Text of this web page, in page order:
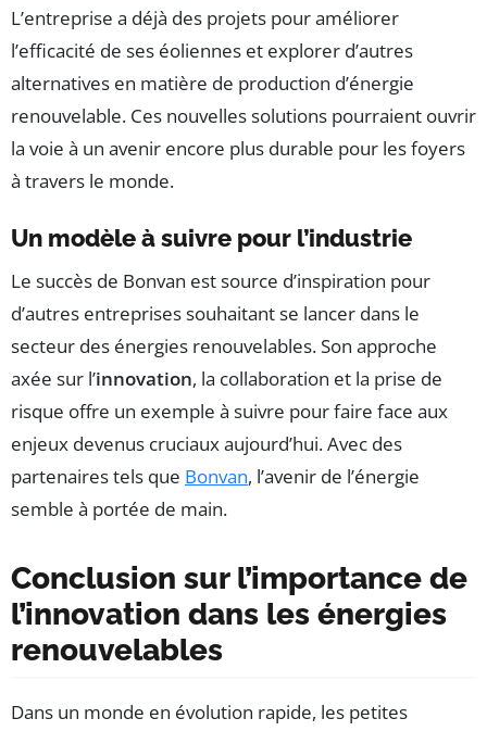
L’entreprise a déjà des projets pour améliorer
l’efficacité de ses éoliennes et explorer d’autres
alternatives en matière de production d’énergie
renouvelable. Ces nouvelles solutions pourraient ouvrir
la voie à un avenir encore plus durable pour les foyers
à travers le monde.
Un modèle à suivre pour l’industrie
Le succès de Bonvan est source d’inspiration pour
d’autres entreprises souhaitant se lancer dans le
secteur des énergies renouvelables. Son approche
axée sur l’innovation, la collaboration et la prise de
risque offre un exemple à suivre pour faire face aux
enjeux devenus cruciaux aujourd’hui. Avec des
partenaires tels que Bonvan, l’avenir de l’énergie
semble à portée de main.
Conclusion sur l’importance de
l’innovation dans les énergies
renouvelables
Dans un monde en évolution rapide, les petites